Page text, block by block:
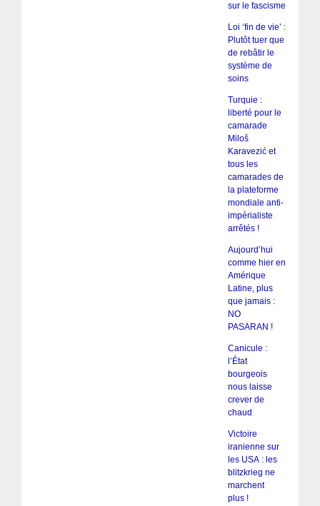
sur le fascisme
Loi ‘fin de vie’ :
Plutôt tuer que
de rebâtir le
système de
soins
Turquie :
liberté pour le
camarade
Miloš
Karavezić et
tous les
camarades de
la plateforme
mondiale anti-
impérialiste
arrêtés !
Aujourd’hui
comme hier en
Amérique
Latine, plus
que jamais :
NO
PASARAN !
Canicule :
l’État
bourgeois
nous laisse
crever de
chaud
Victoire
iranienne sur
les USA : les
blitzkrieg ne
marchent
plus !